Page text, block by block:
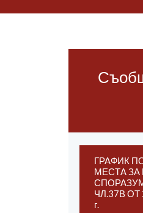
ГРАФИК
МЕСТА ЗА
ЧЛ.37В ОТ
г.